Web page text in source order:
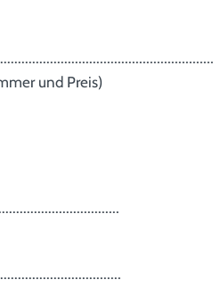
und Preis)